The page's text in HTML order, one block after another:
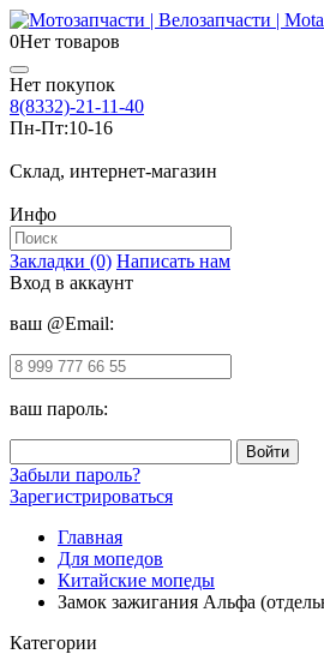
0Нет товаров
Нет покупок
8(8332)-21-11-40
Пн-Пт:10-16
Склад, интернет-магазин
Инфо
Закладки (0) Написать нам
Вход в аккаунт
ваш @Email:
ваш пароль:
Забыли пароль?
Зарегистрироваться
Главная
Для мопедов
Китайские мопеды
Замок зажигания Альфа
Категории